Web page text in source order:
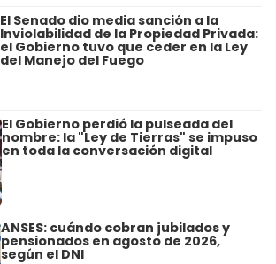
El Senado dio media sanción a la
Inviolabilidad de la Propiedad Privada:
el Gobierno tuvo que ceder en la Ley
del Manejo del Fuego
El Gobierno perdió la pulseada del
nombre: la "Ley de Tierras" se impuso
en toda la conversación digital
ANSES: cuándo cobran jubilados y
pensionados en agosto de 2026,
según el DNI